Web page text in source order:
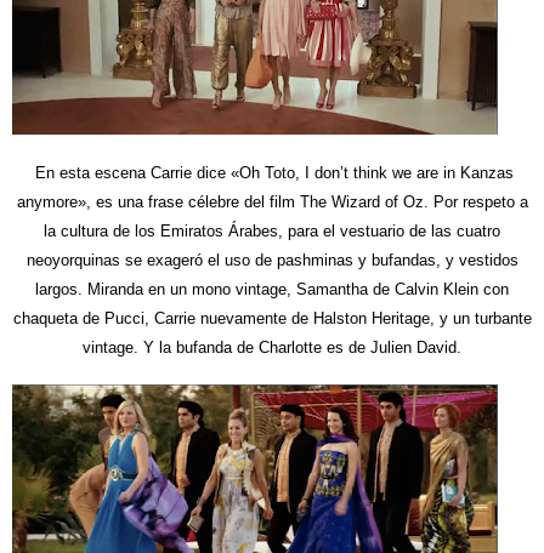
En esta escena Carrie dice «Oh Toto, I don’t think we are in Kanzas
anymore», es una frase célebre del film The Wizard of Oz. Por respeto a
la cultura de los Emiratos Árabes, para el vestuario de las cuatro
neoyorquinas se exageró el uso de pashminas y bufandas, y vestidos
largos. Miranda en un mono vintage, Samantha de Calvin Klein con
chaqueta de Pucci, Carrie nuevamente de Halston Heritage, y un turbante
vintage. Y la bufanda de Charlotte es de Julien David.